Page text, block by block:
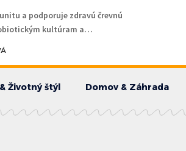
a podporuje zdravú črevnú
kultúram a…
Životný štýl Domov & Záhrada